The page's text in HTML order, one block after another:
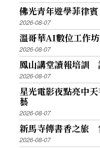
佛光青年遊學菲律
2026-08-07
溫哥華AI數位工作
2026-08-07
鳳山講堂讀報培訓
2026-08-07
星光電影夜點亮中
藝
2026-08-07
新馬寺傳書香之旅
2026-08-07